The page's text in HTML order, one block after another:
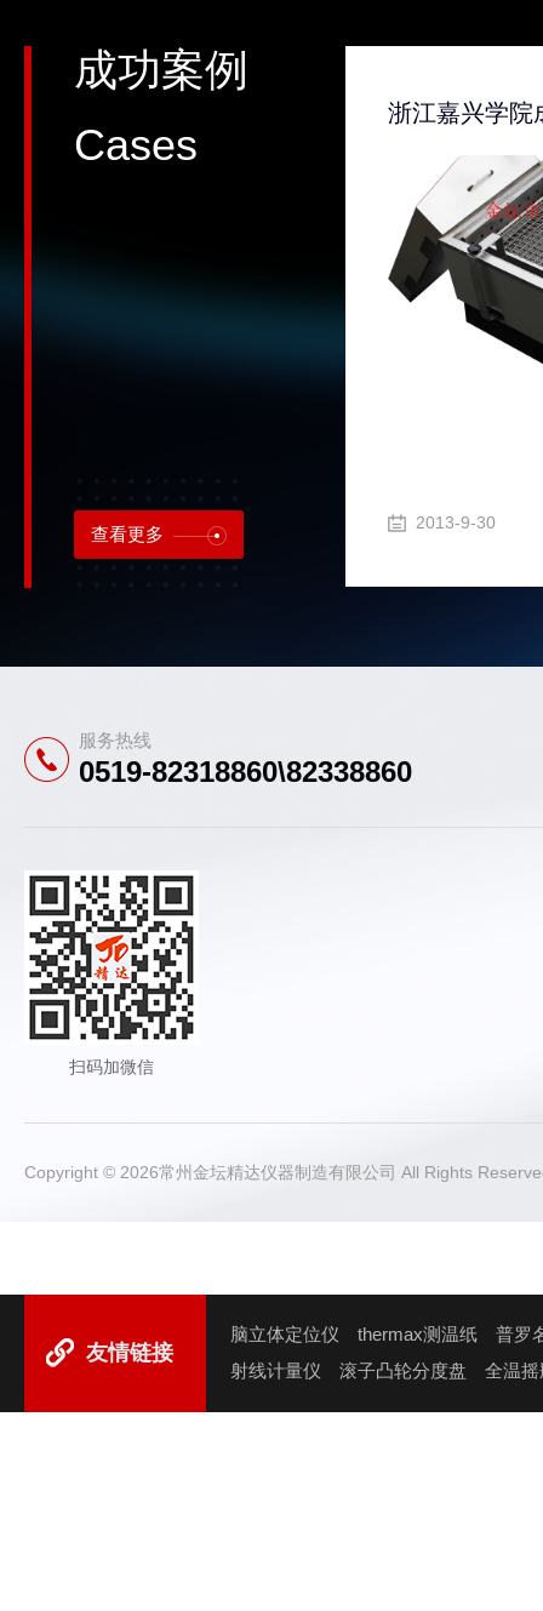
成功案例
Cases
查看更多
2013-9-30
服务热线
0519-82318860\82338860
扫码加微信
Copyright © 2026常州金坛精达仪器制造有限公司 All Rights
友情链接
脑立体定位仪 thermax测温纸
普罗
射线计量仪
滚子凸轮分度盘 全温